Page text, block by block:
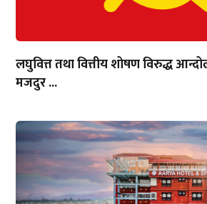
लघुवित्त तथा वित्तीय शोषण विरुद्ध
मजदुर ...